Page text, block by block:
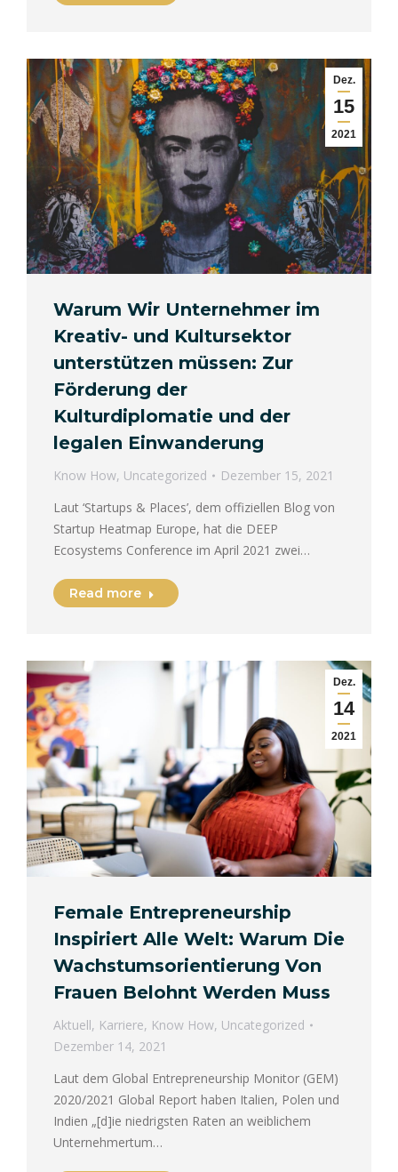
Dez.
15
2021
Warum Wir Unternehmer im
Kreativ- und Kultursektor
unterstützen müssen: Zur
Förderung der
Kulturdiplomatie und der
legalen Einwanderung
Know How, Uncategorized
Dezember 15, 2021
Laut ‘Startups & Places’, dem offiziellen Blog von
Startup Heatmap Europe, hat die DEEP
Ecosystems Conference im April 2021 zwei…
Read more
Dez.
14
2021
Female Entrepreneurship
Inspiriert Alle Welt: Warum Die
Wachstumsorientierung Von
Frauen Belohnt Werden Muss
Aktuell, Karriere, Know How, Uncategorized
Dezember 14, 2021
Laut dem Global Entrepreneurship Monitor (GEM)
2020/2021 Global Report haben Italien, Polen und
Indien „[d]ie niedrigsten Raten an weiblichem
Unternehmertum…